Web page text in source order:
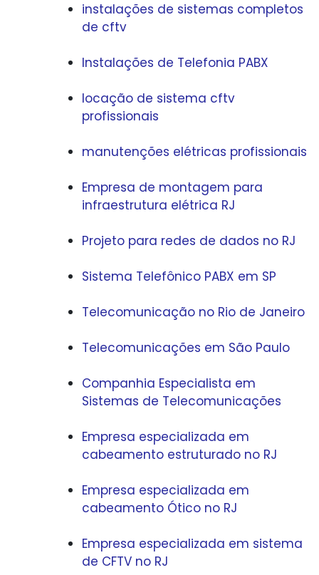
instalações de sistemas completos
de cftv
Instalações de Telefonia PABX
locação de sistema cftv
profissionais
manutenções elétricas profissionais
Empresa de montagem para
infraestrutura elétrica RJ
Projeto para redes de dados no RJ
Sistema Telefônico PABX em SP
Telecomunicação no Rio de Janeiro
Telecomunicações em São Paulo
Companhia Especialista em
Sistemas de Telecomunicações
Empresa especializada em
cabeamento estruturado no RJ
Empresa especializada em
cabeamento Ótico no RJ
Empresa especializada em sistema
de CFTV no RJ